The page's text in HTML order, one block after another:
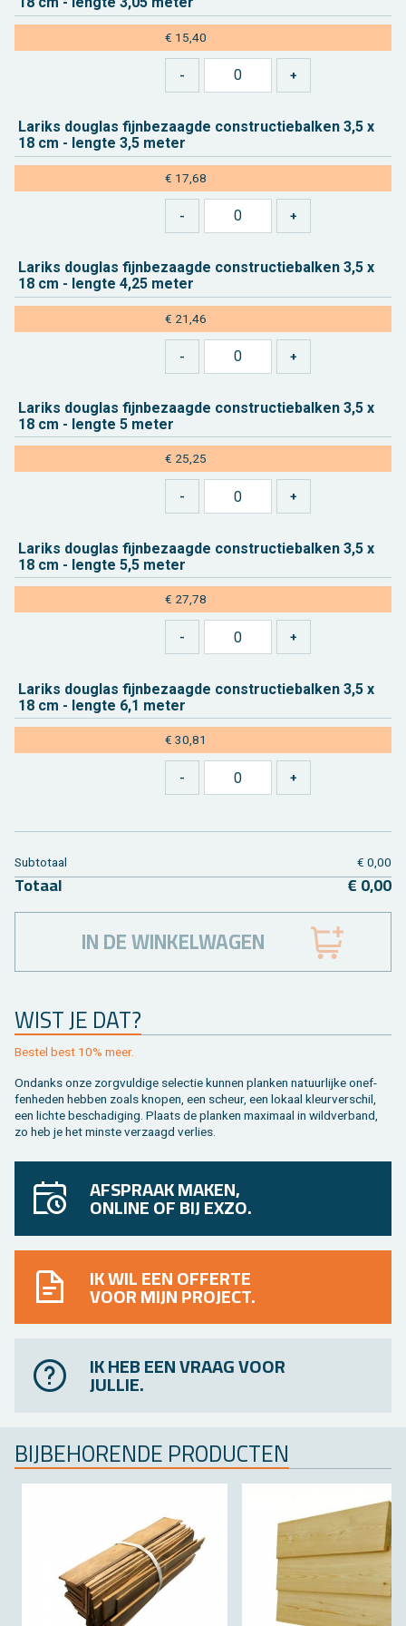
€ 15,40
La­riks dou­g­las fijn­be­zaag­de con­struc­tie­bal­ken 3,5 x
18 cm - leng­te 3,5 meter
€ 17,68
La­riks dou­g­las fijn­be­zaag­de con­struc­tie­bal­ken 3,5 x
18 cm - leng­te 4,25 meter
€ 21,46
La­riks dou­g­las fijn­be­zaag­de con­struc­tie­bal­ken 3,5 x
18 cm - leng­te 5 meter
€ 25,25
La­riks dou­g­las fijn­be­zaag­de con­struc­tie­bal­ken 3,5 x
18 cm - leng­te 5,5 meter
€ 27,78
La­riks dou­g­las fijn­be­zaag­de con­struc­tie­bal­ken 3,5 x
18 cm - leng­te 6,1 meter
€ 30,81
WIST JE DAT?
Be­stel best 10% meer.
On­danks onze zorg­vul­di­ge se­lec­tie kun­nen plan­ken na­tuur­lij­ke on­ef­
fen­he­den heb­ben zoals kno­pen, een scheur, een lo­kaal kleur­ver­schil,
een lich­te be­scha­di­ging. Plaats de plan­ken maxi­maal in wild­ver­band,
zo heb je het min­ste ver­zaagd ver­lies.
Sub­to­taal € 0,00
To­taal € 0,00
IN DE WINKELWAGEN
AFSPRAAK MAKEN,
ONLINE OF BIJ EXZO.
IK WIL EEN OFFERTE
VOOR MIJN PROJECT.
IK HEB EEN VRAAG VOOR
JULLIE.
BIJ­BE­HO­REN­DE PRO­DUC­TEN